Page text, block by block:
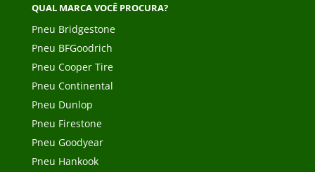
QUAL MARCA VOCÊ PROCURA?
Pneu Bridgestone
Pneu BFGoodrich
Pneu Cooper Tire
Pneu Continental
Pneu Dunlop
Pneu Firestone
Pneu Goodyear
Pneu Hankook